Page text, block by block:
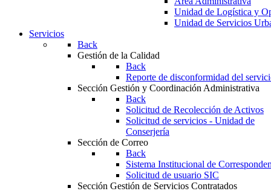
Unidad de Logística y
Unidad de Servicios
Servicios
Back
Gestión de la Calidad
Back
Reporte de disconformidad del
Sección Gestión y Coordinación Administrativa
Back
Solicitud de Recolección de Activos
Solicitud de servicios - Unidad de
Conserjería
Sección de Correo
Back
Sistema Institucional de
Solicitud de usuario SIC
Sección Gestión de Servicios Contratados